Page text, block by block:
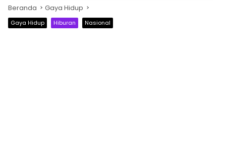
Beranda Gaya Hidup
Gaya Hidup Hiburan Nasional